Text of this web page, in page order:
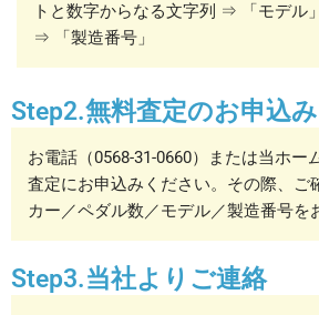
トと数字からなる文字列 ⇒ 「モデル
⇒ 「製造番号」
Step2.無料査定のお申込み
お電話（0568-31-0660）または当ホー
査定にお申込みください。その際、ご
カー／ペダル数／モデル／製造番号を
Step3.当社よりご連絡